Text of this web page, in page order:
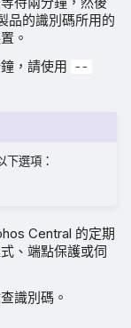
品的識別碼所用的
。
，請使用
--
下選項：
Central 的定期
、端點保護或伺
識別碼。